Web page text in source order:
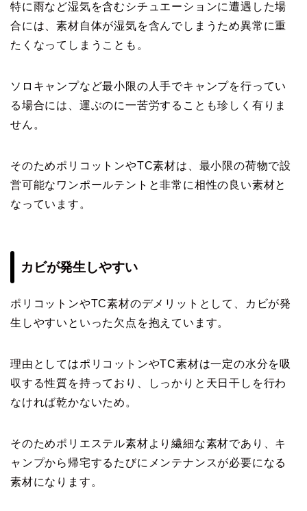
特に雨など湿気を含むシチュエーションに遭遇した場
合には、素材自体が湿気を含んでしまうため異常に重
たくなってしまうことも。
ソロキャンプなど最小限の人手でキャンプを行ってい
る場合には、運ぶのに一苦労することも珍しく有りま
せん。
そのためポリコットンやTC素材は、最小限の荷物で設
営可能なワンポールテントと非常に相性の良い素材と
なっています。
カビが発生しやすい
ポリコットンやTC素材のデメリットとして、カビが発
生しやすいといった欠点を抱えています。
理由としてはポリコットンやTC素材は一定の水分を吸
収する性質を持っており、しっかりと天日干しを行わ
なければ乾かないため。
そのためポリエステル素材より繊細な素材であり、キ
ャンプから帰宅するたびにメンテナンスが必要になる
素材になります。